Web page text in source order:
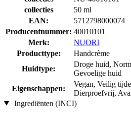
collecties
50 ml
EAN:
5712798000074
Producentnummer: 40010101
Merk:
NUORI
Producttype:
Handcrème
Huidtype:
Droge huid,
Gevoelige huid
Eigenschappen:
Vegan, Veilig
Dierproefvrij,
Ingrediënten (INCI)